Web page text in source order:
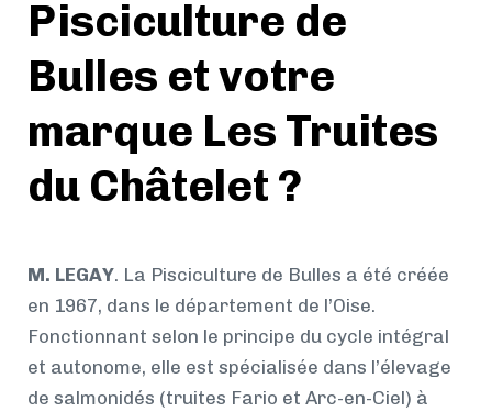
Pisciculture de
Bulles et votre
marque Les Truites
du Châtelet ?
M. LEGAY. La Pisciculture de Bulles a été créée
en 1967, dans le département de l’Oise.
Fonctionnant selon le principe du cycle intégral
et autonome, elle est spécialisée dans l’élevage
de salmonidés (truites Fario et Arc-en-Ciel) à